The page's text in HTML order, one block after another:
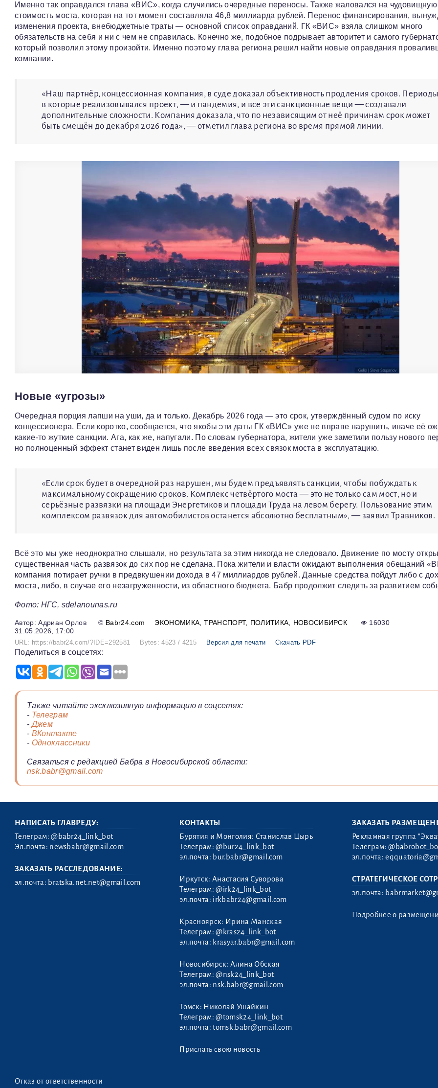
Именно так оправдался глава «ВИС», когда случились очередные переносы. Также жаловался на чудовищную
стоимость моста, которая на тот момент составляла 46,8 миллиарда рублей. Перенос финансирования,
изменения проекта, внебюджетные траты — основной список оправданий. ГК «ВИС» взяла слишком много
обязательств на себя и ни с чем не справилась. Конечно же, подобное подрывает авторитет и самого
который позволил этому произойти. Именно поэтому глава региона решил найти новые оправдания
компании.
«Наш партнёр, концессионная компания, в суде доказал объективность продления сроков.
в которые реализовывался проект, — и пандемия, и все эти санкционные вещи — создавали
дополнительные сложности. Компания доказала, что по независящим от неё причинам срок может
быть смещён до декабря 2026 года», — отметил глава региона во время прямой линии.
Новые «угрозы»
Очередная порция лапши на уши, да и только. Декабрь 2026 года — это срок, утверждённый судом по иску
концессионера. Если коротко, сообщается, что якобы эти даты ГК «ВИС» уже не вправе нарушить, иначе её
какие‑то жуткие санкции. Ага, как же, напугали. По словам губернатора, жители уже заметили пользу нового
но полноценный эффект станет виден лишь после введения всех связок моста в эксплуатацию.
«Если срок будет в очередной раз нарушен, мы будем предъявлять санкции, чтобы побуждать к
максимальному сокращению сроков. Комплекс четвёртого моста — это не только сам мост, но и
серьёзные развязки на площади Энергетиков и площади Труда на левом берегу. Пользование этим
комплексом развязок для автомобилистов останется абсолютно бесплатным», — заявил Травников.
Всё это мы уже неоднократно слышали, но результата за этим никогда не следовало. Движение по мосту
существенная часть развязок до сих пор не сделана. Пока жители и власти ожидают выполнения обещаний
компания потирает ручки в предвкушении дохода в 47 миллиардов рублей. Данные средства пойдут либо с
моста, либо, в случае его незагруженности, из областного бюджета. Бабр продолжит следить за развитием
Фото: НГС, sdelanounas.ru
Адриан Орлов © Babr24.com ЭКОНОМИКА ТРАНСПОРТ ПОЛИТИКА НОВОСИБИРСК
16030
31.05.2026, 17:00
URL: https://babr24.com/?IDE=292581 Bytes: 4523 / 4215 Версия для печати Скачать PDF
Поделиться в соцсетях:
Также читайте эксклюзивную информацию в соцсетях:
- Телеграм
-Джем
- ВКонтакте
- Одноклассники
Связаться с редакцией Бабра в Новосибирской области:
nsk.babr@gmail.com
НАПИСАТЬ ГЛАВРЕДУ:
Телеграм:@babr24_link_bot
Эл.почта: newsbabr@gmail.com
ЗАКАЗАТЬ РАССЛЕДОВАНИЕ:
эл.почта: bratska.net.net@gmail.com
КОНТАКТЫ
Бурятия и Монголия: Станислав Цырь
Телеграм:@bur24_link_bot
эл.почта: bur.babr@gmail.com
Иркутск: Анастасия Суворова
Телеграм:@irk24_link_bot
эл.почта: irkbabr24@gmail.com
Красноярск: Ирина Манская
Телеграм:@kras24_link_bot
эл.почта: krasyar.babr@gmail.com
Новосибирск: Алина Обская
Телеграм:@nsk24_link_bot
эл.почта: nsk.babr@gmail.com
Томск: Николай Ушайкин
Телеграм:@tomsk24_link_bot
эл.почта:tomsk.babr@gmail.com
Прислать свою новость
ЗАКАЗАТЬ
Рекламная группа
Телеграм:
эл.почта:
СТРАТЕГИЧЕСКОЕ
эл.почта:
Подробнее о
Отказ от ответственности